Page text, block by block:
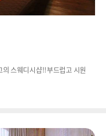
스웨디시샵!!부드럽고 시원